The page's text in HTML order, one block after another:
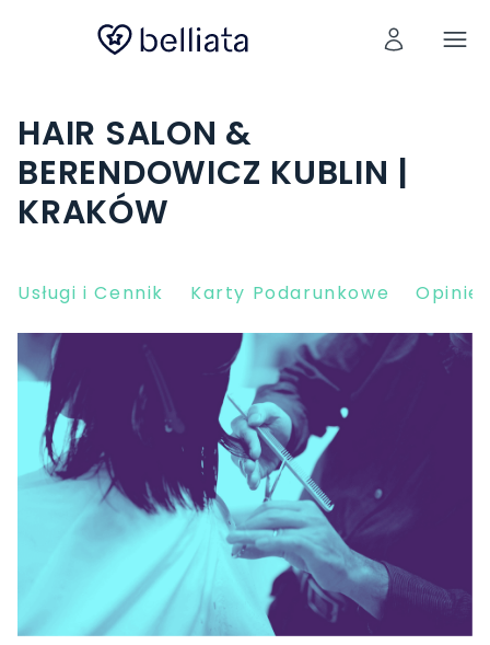
HAIR SALON &
BERENDOWICZ KUBLIN |
KRAKÓW
Usługi i Cennik Karty Podarunkowe Opinie